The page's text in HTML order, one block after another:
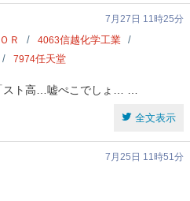
7月27日 11時25分
Ｒ 4063信越化学工業
7974任天堂
ト高…嘘ぺこでしょ… …
全文表示
7月25日 11時51分